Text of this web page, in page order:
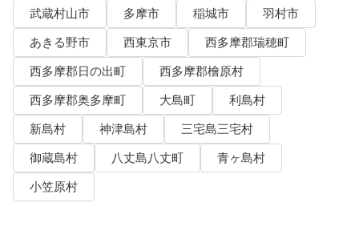
武蔵村山市
多摩市 稲城市
羽村市
あきる野市
西東京市
西多摩郡瑞穂町
西多摩郡日の出町
西多摩郡檜原村
西多摩郡奥多摩町
大島町
利島村
新島村
神津島村
三宅島三宅村
御蔵島村
八丈島八丈町
青ヶ島村
小笠原村